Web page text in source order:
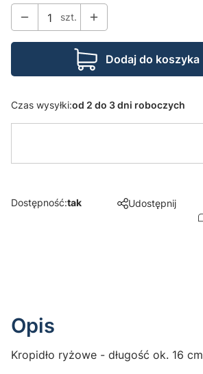
szt.
Dodaj do koszyka
Czas wysyłki:od 2 do 3 dni roboczych
Dostępność:tak Udostępnij
Opis
Kropidło ryżowe - długość ok. 16 cm